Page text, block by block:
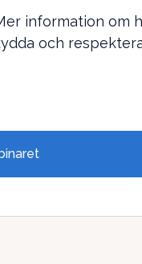
information om
och